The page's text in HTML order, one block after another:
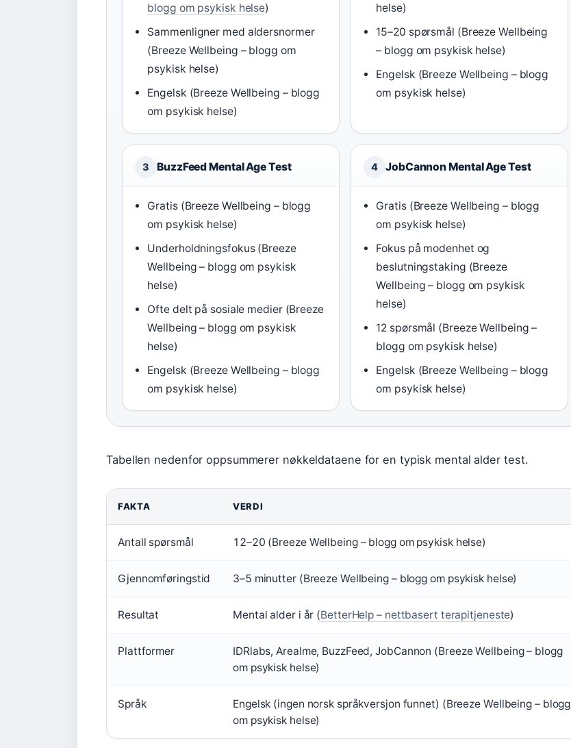
blogg om psykisk helse)
Sammenligner med aldersnormer
(Breeze Wellbeing – blogg om
psykisk helse)
Engelsk (Breeze Wellbeing – blogg
om psykisk helse)
helse)
15–20 spørsmål (Breeze Wellbeing
– blogg om psykisk helse)
Engelsk (Breeze Wellbeing – blogg
om psykisk helse)
3 BuzzFeed Mental Age Test
Gratis (Breeze Wellbeing – blogg
om psykisk helse)
Underholdningsfokus (Breeze
Wellbeing – blogg om psykisk
helse)
Ofte delt på sosiale medier (Breeze
Wellbeing – blogg om psykisk
helse)
Engelsk (Breeze Wellbeing – blogg
om psykisk helse)
4 JobCannon Mental Age Test
Gratis (Breeze Wellbeing – blogg
om psykisk helse)
Fokus på modenhet og
beslutningstaking (Breeze
Wellbeing – blogg om psykisk
helse)
12 spørsmål (Breeze Wellbeing –
blogg om psykisk helse)
Engelsk (Breeze Wellbeing – blogg
om psykisk helse)
Tabellen nedenfor oppsummerer nøkkeldataene for en typisk mental alder test.
FAKTA VERDI
Antall spørsmål 12–20 (Breeze Wellbeing – blogg om psykisk helse)
Gjennomføringstid 3–5 minutter (Breeze Wellbeing – blogg om psykisk helse)
Resultat Mental alder i år (BetterHelp – nettbasert terapitjeneste)
Plattformer
IDRlabs, Arealme, BuzzFeed, JobCannon (Breeze Wellbeing – blogg
om psykisk helse)
Språk
Engelsk (ingen norsk språkversjon funnet) (Breeze Wellbeing – blogg
om psykisk helse)